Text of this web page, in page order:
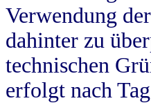
Verwendung
dahinter zu
technischen
erfolgt nach